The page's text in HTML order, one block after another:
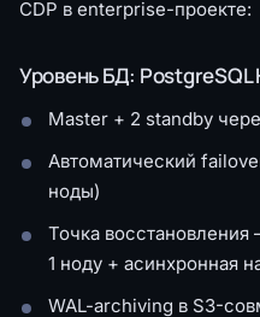
CDP в enterprise-проекте:
Уровень БД: PostgreSQL
Master + 2 standby
Автоматический
ноды)
Точка
1 ноду + асинхронная
WAL-archiving в S3-